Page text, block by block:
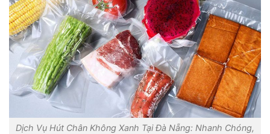
Dịch Vụ Hút Chân Không Xanh Tại Đà Nẵng: Nhanh Chóng,